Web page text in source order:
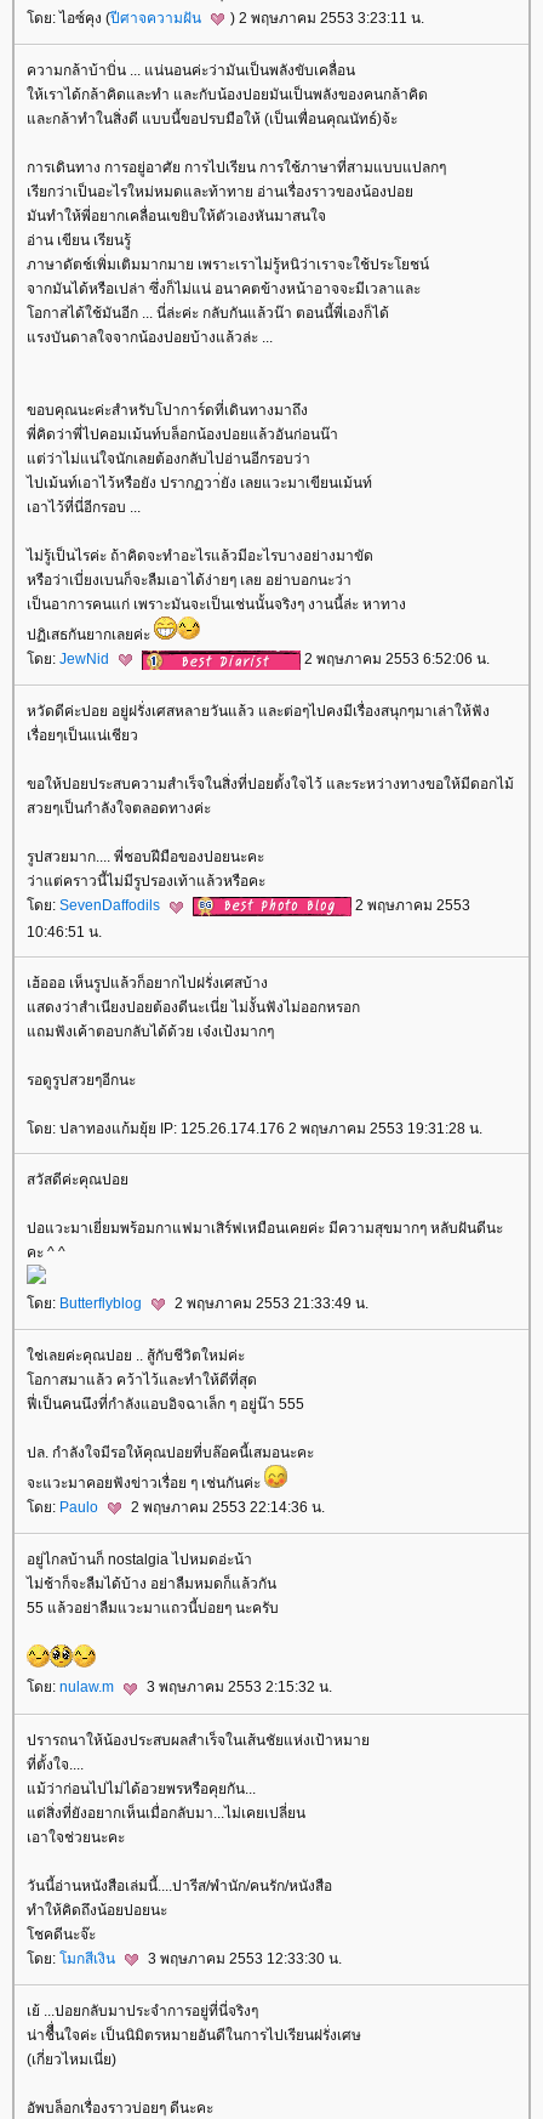
ดย: ไอซ์คุง (ปีศาจความฝัน ) 2 พฤษภาคม 2553 3:23:11 น.
ความกล้าบ้าบิ่น ... แน่นอนค่ะว่ามันเป็นพลังขับเคลื่อน
ห้เราได้กล้าคิดและทำ และกับน้องปอยมันเป็นพลังของคนกล้าคิด
ละกล้าทำในสิ่งดี แบบนี้ขอปรบมือให้ (เป็นเพื่อนคุณนัทธ์)จ้ะ
การเดินทาง การอยู่อาศัย การไปเรียน การใช้ภาษาที่สามแบบแปลกๆ
เรียกว่าเป็นอะไรใหม่หมดและท้าทาย อ่านเรื่องราวของน้องปอ
มันทำให้พี่อยากเคลื่อนเขยิบให้ตัวเองหันมาสนใจ
อ่าน เขียน เรียนรู้
ภาษาดัตช์เพิ่มเติมมากมาย เพราะเราไม่รู้หนิว่าเราจะใช้ประโยชน์
จากมันได้หรือเปล่า ซึ่งก็ไม่แน่ อนาคตข้างหน้าอาจจะมีเวลาและ
อกาสได้ใช้มันอีก ... นี่ล่ะค่ะ กลับกันแล้วน๊า ตอนนี้พี่เองก็ได้
รงบันดาลใจจากน้องปอยบ้างแล้วล่ะ ...
ขอบคุณนะค่ะสำหรับโปาการ์ดที่เดินทางมาถึง
พี่คิดว่าพี่ไปคอมเม้นท์บล็อกน้องปอยแล้วอันก่อนน๊า
ต่ว่าไม่แน่ใจนักเลยต้องกลับไปอ่านอีกรอบว่า
ไปเม้นท์เอาไว้หรือยัง ปรากฏวา่ยัง เลยแวะมาเขียนเม้นท์
เอาไว้ที่นี่อีกรอบ ...
ไม่รู้เป็นไรค่ะ ถ้าคิดจะทำอะไรแล้วมีอะไรบางอย่างมาขัด
หรือว่าเบี่ยงเบนก็จะลืมเอาได้ง่ายๆ เลย อย่าบอกนะว่า
เป็นอาการคนแก่ เพราะมันจะเป็นเช่นนั้นจริงๆ งานนี้ล่ะ หาทาง
ปฏิเสธกันยากเลยค่ะ
ดย: JewNid 2 พฤษภาคม 2553 6:52:06 น.
หวัดดีค่ะปอย อยู่ฝรั่งเศสหลายวันแล้ว และต่อๆไปคงมีเรื่องสนุกๆมาเล่าให้ฟัง
เรื่อยๆเป็นแน่เชียว
ขอให้ปอยประสบความสำเร็จในสิ่งที่ปอยตั้งใจไว้ และระหว่างทางขอให้มีดอกไม้
สวยๆเป็นกำลังใจตลอดทางค่ะ
รูปสวยมาก.... พี่ชอบฝีมือของปอยนะคะ
ว่าแต่คราวนี้ไม่มีรูปรองเท้าแล้วหรือคะ
ดย: SevenDaffodils
2 พฤษภาคม 2553
10:46:51 น.
เฮ้อออ เห็นรูปแล้วก็อยากไปฝรั่งเศสบ้าง
สดงว่าสำเนียงปอยต้องดีนะเนี่ย ไม่งั้นฟังไม่ออกหรอก
ถมฟังเค้าตอบกลับได้ด้วย เจ๋งเป้งมากๆ
รอดูรูปสวยๆอีกนะ
ดย: ปลาทองแก้มยุ้ย IP: 125.26.174.176 2 พฤษภาคม 2553 19:31:28 น.
สวัสดีค่ะคุณปอ
ปอแวะมาเยี่ยมพร้อมกาแฟมาเสิร์ฟเหมือนเคยค่ะ มีความสุขมากๆ หลับฝันดีนะ
คะ ^ ^
ดย: Butterflyblog 2 พฤษภาคม 2553 21:33:49 น.
ช่เลยค่ะคุณปอย .. สู้กับชีวิตใหม่ค่ะ
อกาสมาแล้ว คว้าไว้และทำให้ดีที่สุด
ฟี่เป็นคนนึงที่กำลังแอบอิจฉาเล็ก ๆ อยู่น๊า 555
ปล. กำลังใจมีรอให้คุณปอยที่บล๊อคนี้เสมอนะคะ
จะแวะมาคอยฟังข่าวเรื่อย ๆ เช่นกันค่ะ
ดย: Paulo 2 พฤษภาคม 2553 22:14:36 น.
อยู่ไกลบ้านก็ nostalgia ไปหมดอ่ะน้า
ไม่ช้าก็จะลืมได้บ้าง อย่าลืมหมดก็แล้วกัน
55 แล้วอย่าลืมแวะมาแถวนี้บ่อยๆ นะครับ
ดย: nulaw.m 3 พฤษภาคม 2553 2:15:32 น.
ปรารถนาให้น้องประสบผลสำเร็จในเส้นชัยแห่งเป้าหมา
ที่ตั้งใจ....
ม้ว่าก่อนไปไม่ได้อวยพรหรือคุยกัน...
ต่สิ่งที่ยังอยากเห็นเมื่อกลับมา...ไม่เคยเปลี่ยน
เอาใจช่วยนะคะ
วันนี้อ่านหนังสือเล่มนี้....ปารีส/พำนัก/คนรัก/หนังสือ
ทำให้คิดถึงน้อยปอยนะ
ชคดีนะจ๊ะ
ดย: มกสีเงิน 3 พฤษภาคม 2553 12:33:30 น.
เย้ ...ปอยกลับมาประจำการอยู่ที่นี่จริงๆ
น่าชืื่นใจค่ะ เป็นนิมิตรหมายอันดีในการไปเรียนฝรั่งเศษ
(เกี่ยวไหมเนี่ย)
อัพบล็อกเรื่องราวบ่อยๆ ดีนะคะ